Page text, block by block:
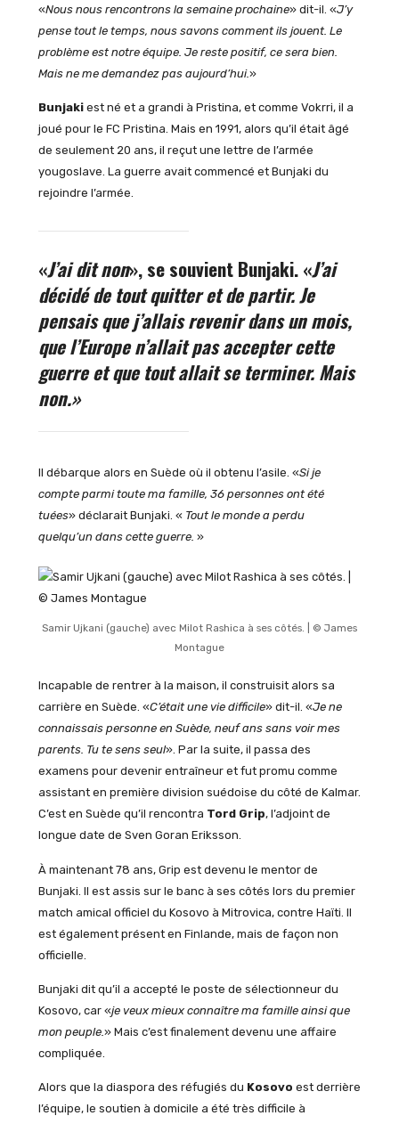
«Nous nous rencontrons la semaine prochaine» dit-il. «J’y
pense tout le temps, nous savons comment ils jouent. Le
problème est notre équipe. Je reste positif, ce sera bien.
Mais ne me demandez pas aujourd’hui.»
Bunjakiest né et a grandi à Pristina, et comme Vokrri, il a
joué pour le FC Pristina. Mais en 1991, alors qu’il était âgé
de seulement 20 ans, il reçut une lettre de l’armée
yougoslave. La guerre avait commencé et Bunjaki du
rejoindre l’armée.
«J’ai dit non», se souvient Bunjaki. «J’ai
décidé de tout quitter et de partir. Je
pensais que j’allais revenir dans un mois,
que l’Europe n’allait pas accepter cette
guerre et que tout allait se terminer. Mais
non.»
Il débarque alors en Suède où il obtenu l’asile. «Si je
compte parmi toute ma famille, 36 personnes ont été
tuées» déclarait Bunjaki. « Tout le monde a perdu
quelqu’un dans cette guerre. »
Samir Ujkani (gauche) avec Milot Rashica à ses côtés. | © James
Montague
Incapable de rentrer à la maison, il construisit alors sa
carrière en Suède. «C’était une vie difficile» dit-il. «Je ne
connaissais personne en Suède, neuf ans sans voir mes
parents. Tu te sens seul». Par la suite, il passa des
examens pour devenir entraîneur et fut promu comme
assistant en première division suédoise du côté de Kalmar.
C’est en Suède qu’il rencontra Tord Grip, l’adjoint de
longue date de Sven Goran Eriksson.
À maintenant 78 ans, Grip est devenu le mentor de
Bunjaki. Il est assis sur le banc à ses côtés lors du premier
match amical officiel du Kosovo à Mitrovica, contre Haïti. Il
est également présent en Finlande, mais de façon non
officielle.
Bunjaki dit qu’il a accepté le poste de sélectionneur du
Kosovo, car «je veux mieux connaître ma famille ainsi que
mon peuple. » Mais c’est finalement devenu une affaire
compliquée.
Alors que la diaspora des réfugiés du Kosovo est derrière
l’équipe, le soutien à domicile a été très difficile à